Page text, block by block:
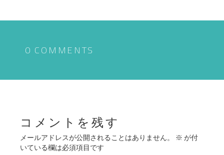
ナ
シ
0 COMMENTS
コメントを残す
メールアドレスが公開されることはありません。 ※ が付
いている欄は必須項目です